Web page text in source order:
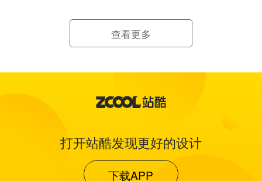
查看更多
打开站酷发现更好的设计
下载APP